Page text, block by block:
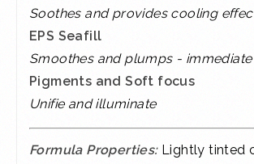
Soothes and provides cooling
EPS Seafill
Smoothes and plumps -
Pigments and Soft focus
Unifie and illuminate
Formula Properties:Lightly tinted